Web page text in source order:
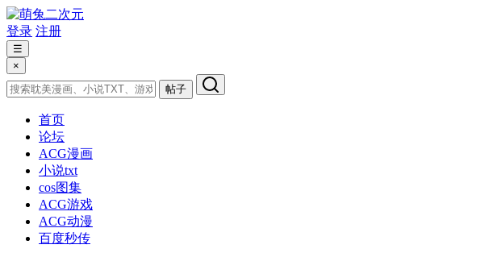
登录 注册
☰
×
帖子
首页
论坛
ACG漫画
小说txt
cos图集
ACG游戏
ACG动漫
百度秒传